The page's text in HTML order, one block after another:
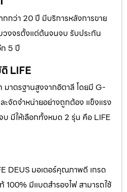
กว่า 20 ปี มีบริการหลังการขาย
งจรตั้งแต่ต้นจนจบ รับประกัน
ก 5 ปี
LIFE
มาตรฐานสูงจากอิตาลี โดยมี G-
ะจัดจำหน่ายอย่างถูกต้อง แข็งแรง
มีให้เลือกทั้งหมด 2 รุ่น คือ LIFE
DEUS มอเตอร์คุณภาพดี เกรด
100% มีแบตสำรองไฟ สามารถใช้